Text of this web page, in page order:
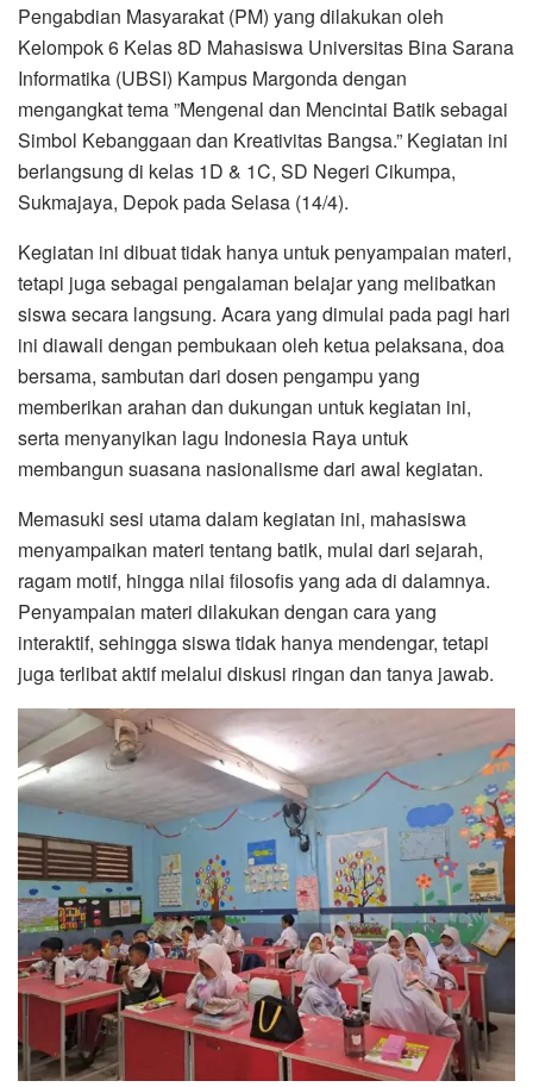
Pengabdian Masyarakat (PM) yang dilakukan oleh
Kelompok 6 Kelas 8D Mahasiswa Universitas Bina Sarana
Informatika (UBSI) Kampus Margonda dengan
mengangkat tema ”Mengenal dan Mencintai Batik sebagai
Simbol Kebanggaan dan Kreativitas Bangsa.” Kegiatan ini
berlangsung di kelas 1D & 1C, SD Negeri Cikumpa,
Sukmajaya, Depok pada Selasa (14/4).
Kegiatan ini dibuat tidak hanya untuk penyampaian materi,
tetapi juga sebagai pengalaman belajar yang melibatkan
siswa secara langsung. Acara yang dimulai pada pagi hari
ini diawali dengan pembukaan oleh ketua pelaksana, doa
bersama, sambutan dari dosen pengampu yang
memberikan arahan dan dukungan untuk kegiatan ini,
serta menyanyikan lagu Indonesia Raya untuk
membangun suasana nasionalisme dari awal kegiatan.
Memasuki sesi utama dalam kegiatan ini, mahasiswa
menyampaikan materi tentang batik, mulai dari sejarah,
ragam motif, hingga nilai filosofis yang ada di dalamnya.
Penyampaian materi dilakukan dengan cara yang
interaktif, sehingga siswa tidak hanya mendengar, tetapi
juga terlibat aktif melalui diskusi ringan dan tanya jawab.